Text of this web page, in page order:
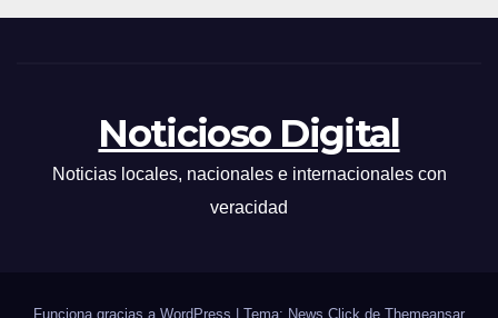
Noticioso Digital
Noticias locales, nacionales e internacionales con
veracidad
Funciona gracias a WordPress Tema: News Click de Themeansar